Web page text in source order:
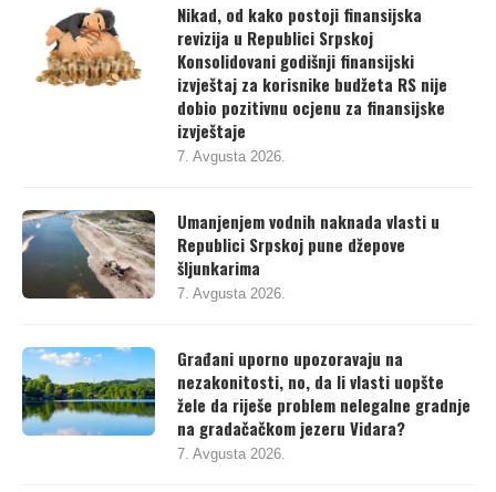
Nikad, od kako postoji finansijska
revizija u Republici Srpskoj
Konsolidovani godišnji finansijski
izvještaj za korisnike budžeta RS nije
dobio pozitivnu ocjenu za finansijske
izvještaje
7. Avgusta 2026.
Umanjenjem vodnih naknada vlasti u
Republici Srpskoj pune džepove
šljunkarima
7. Avgusta 2026.
Građani uporno upozoravaju na
nezakonitosti, no, da li vlasti uopšte
žele da riješe problem nelegalne gradnje
na gradačačkom jezeru Vidara?
7. Avgusta 2026.